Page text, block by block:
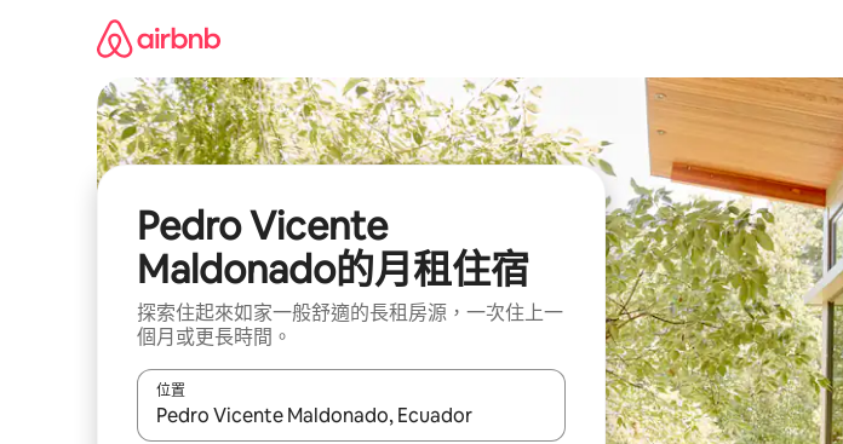
Pedro Vicente
Maldonado的月租住宿
探索住起來如家一般舒適的長租房源，一次住上一
個月或更長時間。
位置
如有搜尋結果，瀏覽內容時請使用上下箭頭，或輕點、滑動裝置。